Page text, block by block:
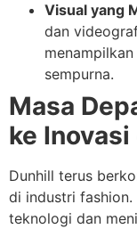
Visual yang
dan
sempurna.
Masa
ke
Dunhill terus
di industri fashion.
teknologi dan